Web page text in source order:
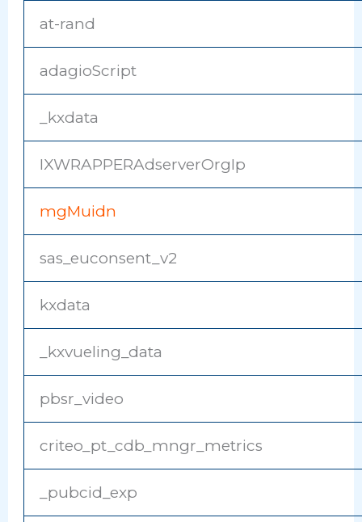
at-rand
adagioScript
_kxdata
IXWRAPPERAdserverOrgIp
mgMuidn
sas_euconsent_v2
kxdata
_kxvueling_data
pbsr_video
criteo_pt_cdb_mngr_metrics
_pubcid_exp